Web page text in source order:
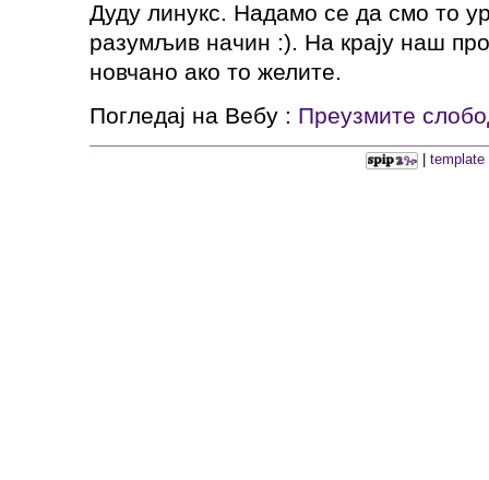
Дуду линукс. Надамо се да смо то
разумљив начин :). На крају наш
новчано ако то желите.
Погледај на Вебу : Преузмите
template